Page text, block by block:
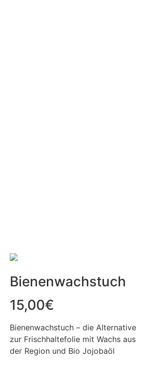
Bienenwachstuch
15,00€
Bienenwachstuch – die Alternative
zur Frischhaltefolie mit Wachs aus
der Region und Bio Jojobaöl